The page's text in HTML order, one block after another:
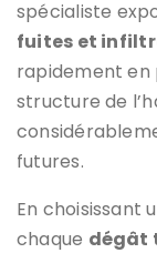
spécialiste
fuites et
rapidement en
structure de
futures.
En choisissant
chaque dégât